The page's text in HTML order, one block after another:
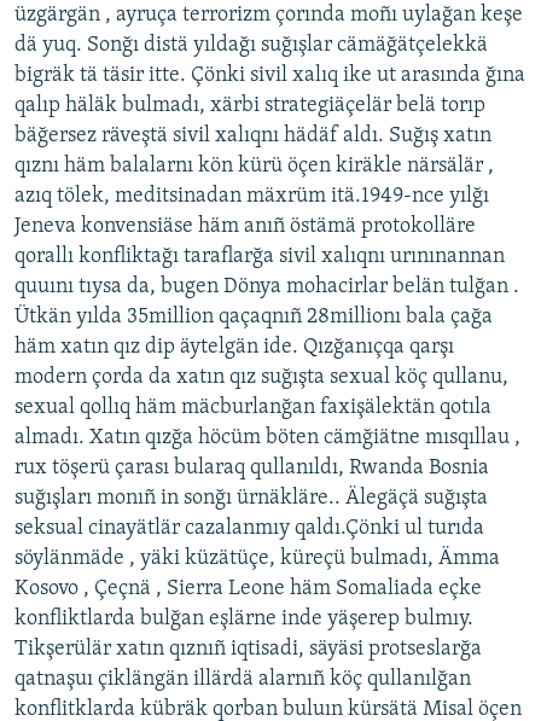
üzgärgän , ayruça terrorizm çorında moñı uylağan keşe
dä yuq. Sonğı distä yıldağı suğışlar cämäğätçelekkä
bigräk tä täsir itte. Çönki sivil xalıq ike ut arasında ğına
qalıp häläk bulmadı, xärbi strategiäçelär belä torıp
bäğersez räveştä sivil xalıqnı hädäf aldı. Suğış xatın
qıznı häm balalarnı kön kürü öçen kiräkle närsälär ,
azıq tölek, meditsinadan mäxrüm itä.1949-nce yılğı
Jeneva konvensiäse häm anıñ östämä protokolläre
qorallı konfliktağı taraflarğa sivil xalıqnı urınınannan
quuını tıysa da, bugen Dönya mohacirlar belän tulğan .
Ütkän yılda 35million qaçaqnıñ 28millionı bala çağa
häm xatın qız dip äytelgän ide. Qızğanıçqa qarşı
modern çorda da xatın qız suğışta sexual köç qullanu,
sexual qollıq häm mäcburlanğan faxişälektän qotıla
almadı. Xatın qızğa höcüm böten cämğiätne mısqıllau ,
rux töşerü çarası bularaq qullanıldı, Rwanda Bosnia
suğışları monıñ in sonğı ürnäkläre.. Älegäçä suğışta
seksual cinayätlär cazalanmıy qaldı.Çönki ul turıda
söylänmäde , yäki küzätüçe, küreçü bulmadı, Ämma
Kosovo , Çeçnä , Sierra Leone häm Somaliada eçke
konfliktlarda bulğan eşlärne inde yäşerep bulmıy.
Tikşerülär xatın qıznıñ iqtisadi, säyäsi protseslarğa
qatnaşuı çiklängän illärdä alarnıñ köç qullanılğan
konflitklarda kübräk qorban buluın kürsätä Misal öçen